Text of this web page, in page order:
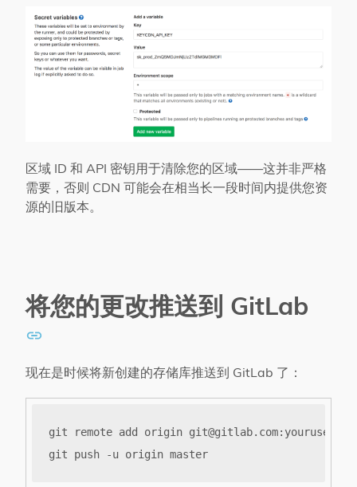
区域 ID 和 API 密钥用于清除您的区域——这并非严格
需要，否则 CDN 可能会在相当长一段时间内提供您资
源的旧版本。
将您的更改推送到 GitLab
现在是时候将新创建的存储库推送到 GitLab 了：
git remote add origin git@gitlab.com